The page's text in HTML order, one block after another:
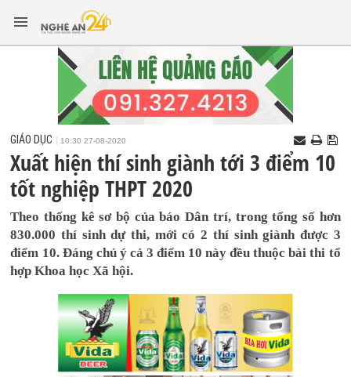
GIÁO DỤC 10:30 27-08-2020
Xuất hiện thí sinh giành tới 3 điểm 10
tốt nghiệp THPT 2020
Theo thống kê sơ bộ của báo Dân trí, trong tổng số hơn
830.000 thí sinh dự thi, mới có 2 thí sinh giành được 3
điểm 10. Đáng chú ý cả 3 điểm 10 này đều thuộc bài thi tổ
hợp Khoa học Xã hội.